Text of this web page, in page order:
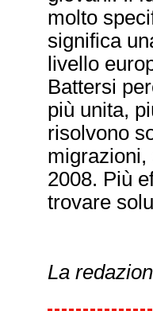
molto
significa
livello
Battersi
più unita,
risolvono
migrazioni,
2008. Più
trovare
La